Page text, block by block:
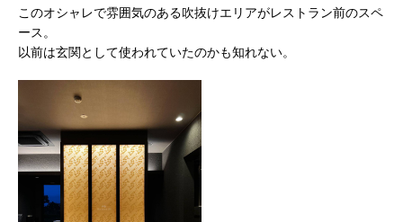
このオシャレで雰囲気のある吹抜けエリアがレストラン前のスペ
ース。
以前は玄関として使われていたのかも知れない。